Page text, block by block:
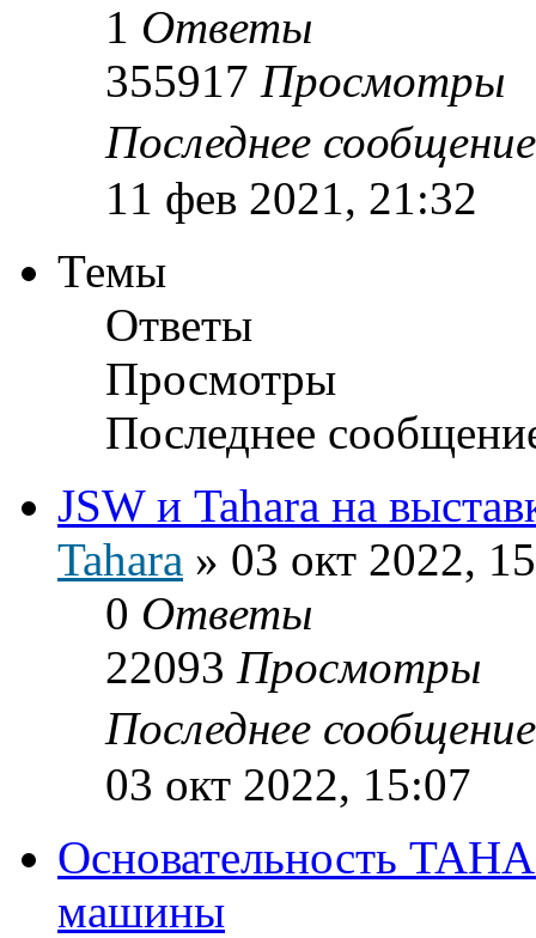
1 Ответы
355917 Просмотры
Последнее
11 фев 2021, 21:32
Темы
Ответы
Просмотры
Последнее
JSW и Tahara на
Tahara » 03 окт 2022,
0 Ответы
22093 Просмотры
Последнее
03 окт 2022, 15:07
Основательность
машины